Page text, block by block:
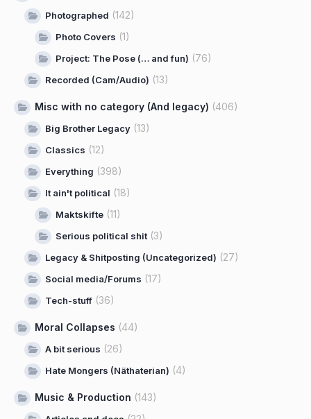
Photographed (142)
Photo Covers (1)
Project: The Pose (… and fun) (76)
Recorded (Cam/Audio) (13)
Misc with no category (And legacy) (406)
Big Brother Legacy (13)
Classics (12)
Everything (398)
It ain't political (18)
Maktskifte (11)
Serious political shit (3)
Legacy & Shitposting (Uncategorized) (27)
Social media/Forums (17)
Tech-stuff (36)
Moral Collapses (44)
A bit serious (26)
Hate Mongers (Näthaterian) (4)
Music & Production (143)